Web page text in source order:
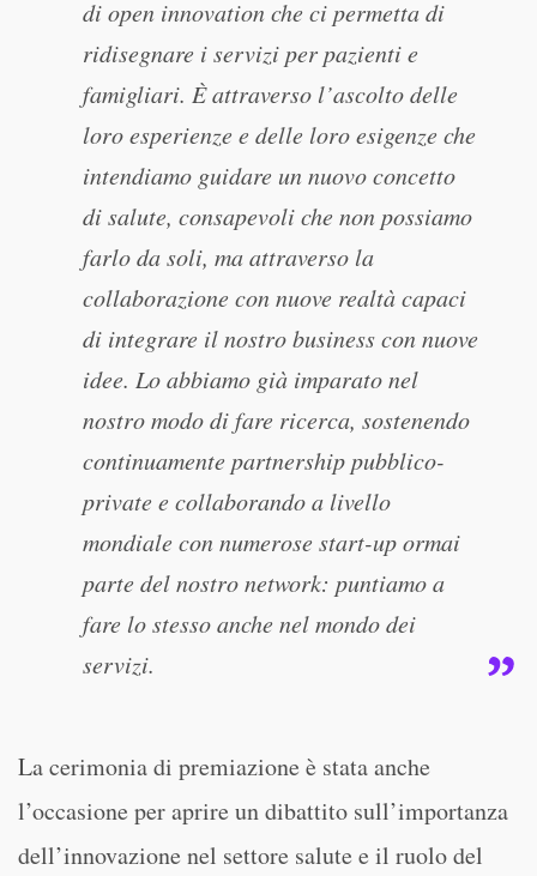
di open innovation che ci permetta di
ridisegnare i servizi per pazienti e
famigliari. È attraverso l’ascolto delle
loro esperienze e delle loro esigenze che
intendiamo guidare un nuovo concetto
di salute, consapevoli che non possiamo
farlo da soli, ma attraverso la
collaborazione con nuove realtà capaci
di integrare il nostro business con nuove
idee. Lo abbiamo già imparato nel
nostro modo di fare ricerca, sostenendo
continuamente partnership pubblico-
private e collaborando a livello
mondiale con numerose start-up ormai
parte del nostro network: puntiamo a
fare lo stesso anche nel mondo dei
servizi.
La cerimonia di premiazione è stata anche
l’occasione per aprire un dibattito sull’importanza
dell’innovazione nel settore salute e il ruolo del